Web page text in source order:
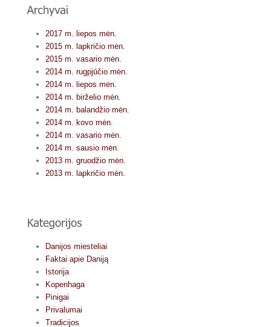
2017 m. liepos mėn.
2015 m. lapkričio mėn.
2015 m. vasario mėn.
2014 m. rugpjūčio mėn.
2014 m. liepos mėn.
2014 m. birželio mėn.
2014 m. balandžio mėn.
2014 m. kovo mėn.
2014 m. vasario mėn.
2014 m. sausio mėn.
2013 m. gruodžio mėn.
2013 m. lapkričio mėn.
Danijos miesteliai
Faktai apie Daniją
Istorija
Kopenhaga
Pinigai
Privalumai
Tradicijos